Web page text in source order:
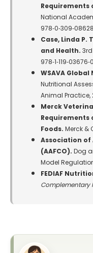
Requirements
National
Case, Linda P.
and Health.
WSAVA
Nutritional
Animal Practice,
Merck
Requirements
Foods. Merck &
Association of
(AAFCO). Dog
Model
FEDIAF
Complementary